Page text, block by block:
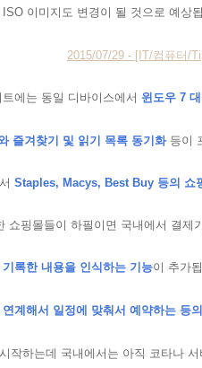
이미지도 변경이 될 것으로 예상
2015/07/29 - [IT/컴퓨터/
에는 동일 디바이스에서 윈도우 7
즐겨찾기 및 읽기 목록 동기화등이
Staples, Macys, Best Buy 등의 쇼
쇼핑몰들이 하필이면 국내에서 결제
록한 내용을 인식하는 기능이 추가
계해서 일정에 맞춰서 예약하는 등
작하는데 국내에서는 아직 코타나